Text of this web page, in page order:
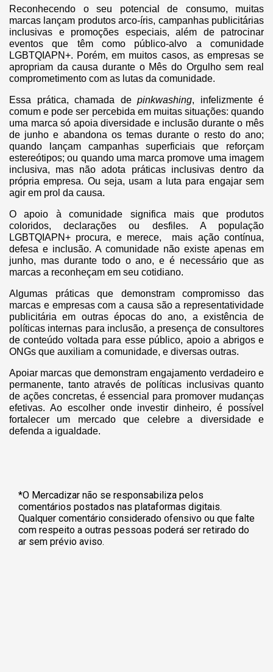
Reconhecendo o seu potencial de consumo, muitas
marcas lançam produtos arco-íris, campanhas publicitárias
inclusivas e promoções especiais, além de patrocinar
eventos que têm como público-alvo a comunidade
LGBTQIAPN+. Porém, em muitos casos, as empresas se
apropriam da causa durante o Mês do Orgulho sem real
comprometimento com as lutas da comunidade.
Essa prática, chamada de pinkwashing, infelizmente é
comum e pode ser percebida em muitas situações: quando
uma marca só apoia diversidade e inclusão durante o mês
de junho e abandona os temas durante o resto do ano;
quando lançam campanhas superficiais que reforçam
estereótipos; ou quando uma marca promove uma imagem
inclusiva, mas não adota práticas inclusivas dentro da
própria empresa. Ou seja, usam a luta para engajar sem
agir em prol da causa.
O apoio à comunidade significa mais que produtos
coloridos, declarações ou desfiles. A população
LGBTQIAPN+ procura, e merece, mais ação contínua,
defesa e inclusão. A comunidade não existe apenas em
junho, mas durante todo o ano, e é necessário que as
marcas a reconheçam em seu cotidiano.
Algumas práticas que demonstram compromisso das
marcas e empresas com a causa são a representatividade
publicitária em outras épocas do ano, a existência de
políticas internas para inclusão, a presença de consultores
de conteúdo voltada para esse público, apoio a abrigos e
ONGs que auxiliam a comunidade, e diversas outras.
Apoiar marcas que demonstram engajamento verdadeiro e
permanente, tanto através de políticas inclusivas quanto
de ações concretas, é essencial para promover mudanças
efetivas. Ao escolher onde investir dinheiro, é possível
fortalecer um mercado que celebre a diversidade e
defenda a igualdade.
*O Mercadizar não se responsabiliza pelos
comentários postados nas plataformas digitais.
Qualquer comentário considerado ofensivo ou que falte
com respeito a outras pessoas poderá ser retirado do
ar sem prévio aviso.